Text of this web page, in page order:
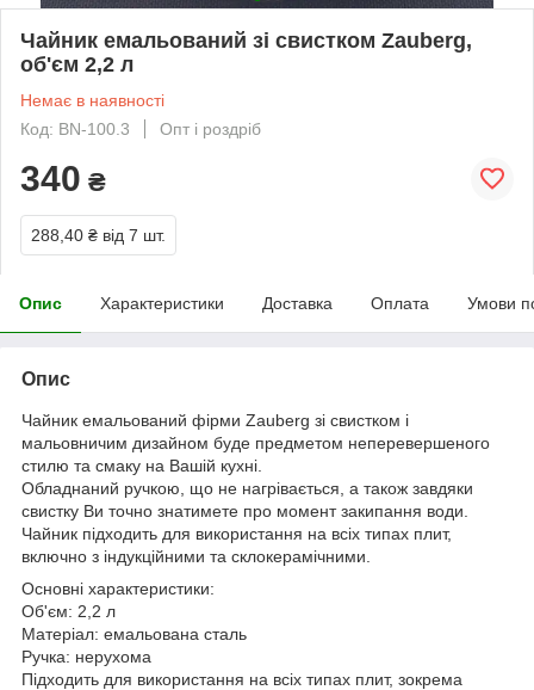
Чайник емальований зі свистком Zauberg,
об'єм 2,2 л
Немає в наявності
Код: BN-100.3
Опт і роздріб
340 ₴
288,40 ₴ від 7 шт.
Опис Характеристики Доставка Оплата Умови
Опис
Чайник емальований фірми Zauberg зі свистком і
мальовничим дизайном буде предметом неперевершеного
стилю та смаку на Вашій кухні.
Обладнаний ручкою, що не нагрівається, а також завдяки
свистку Ви точно знатимете про момент закипання води.
Чайник підходить для використання на всіх типах плит,
включно з індукційними та склокерамічними.
Основні характеристики:
Об'єм: 2,2 л
Матеріал: емальована сталь
Ручка: нерухома
Підходить для використання на всіх типах плит, зокрема